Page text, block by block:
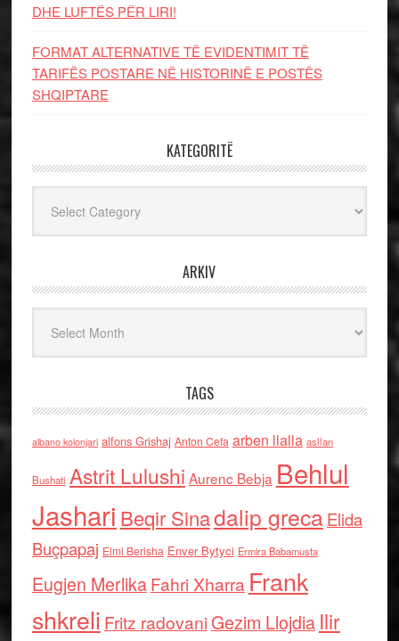
DHE LUFTЁS PЁR LIRI!
FORMAT ALTERNATIVE TË EVIDENTIMIT TË
TARIFËS POSTARE NË HISTORINË E POSTËS
SHQIPTARE
KATEGORITË
ARKIV
TAGS
albano kolonjari alfons Grishaj Anton Cefa arben llalla asllan
Bushati Astrit Lulushi Aurenc Bebja Behlul
Jashari Beqir Sinadalip grecaElida
Buçpapaj Elmi Berisha Enver Bytyci Ermira Babamusta
Eugjen MerlikaFahri Xharra Frank
shkreli Fritz radovaniGezim Llojdia Ilir